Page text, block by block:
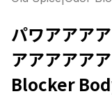
パワアアア
アアアアア
Blocker